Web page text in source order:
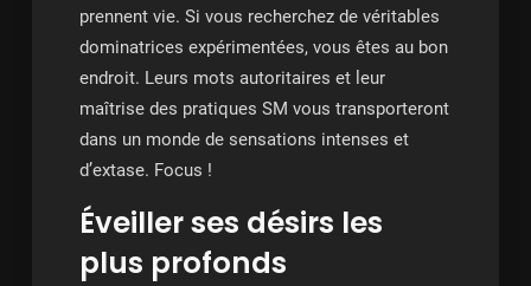
prennent vie. Si vous recherchez de véritables
dominatrices expérimentées, vous êtes au bon
endroit. Leurs mots autoritaires et leur
maîtrise des pratiques SM vous transporteront
dans un monde de sensations intenses et
d’extase. Focus !
Éveiller ses désirs les
plus profonds